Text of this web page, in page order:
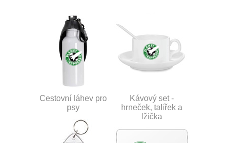
Cestovní láhev pro
psy
Kávový set -
hrneček, talířek a
lžička